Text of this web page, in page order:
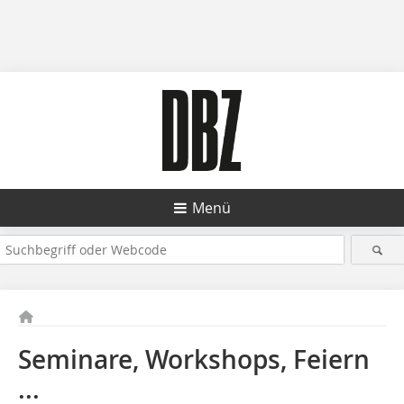
Menü
Seminare, Workshops, Feiern
...